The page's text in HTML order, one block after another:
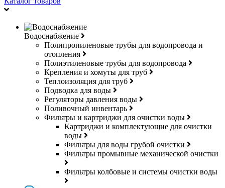
Водоснабжение
Полипропиленовые трубы для водопровода и
отопления
Полиэтиленовые трубы для водопровода
Крепления и хомуты для труб
Теплоизоляция для труб
Подводка для воды
Регуляторы давления воды
Поливочный инвентарь
Фильтры и картриджи для очистки воды
Картриджи и комплектующие для очистки
воды
Фильтры для воды грубой очистки
Фильтры промывные механической очистки
Фильтры колбовые и системы очистки воды